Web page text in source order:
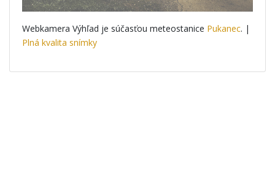
Webkamera Výhľad je súčasťou meteostanice Pukanec. |
Plná kvalita snímky